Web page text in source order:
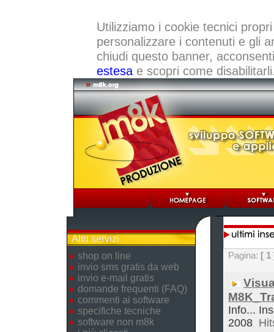
Utilizziamo i cookie tecnici
personalizzare i contenuti e gli
chiudi questo banner,
estesae scopri come
Altri servizi
shop on line
invio sms gratis da web
invio e-mail gratis
domande frequenti (FAQ)
commenti ai software
specifiche tecniche
software non m8k
Pagina: [ 1
Info...
2008